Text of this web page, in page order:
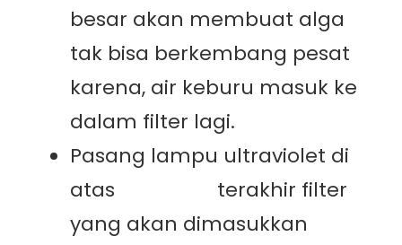
besar akan membuat alga
tak bisa berkembang pesat
karena, air keburu masuk ke
dalam filter lagi.
Pasang lampu ultraviolet di
atas
terakhir filter
yang akan dimasukkan